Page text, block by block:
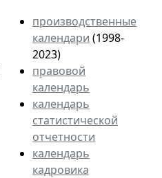
производственные
календари (1998-
2023)
правовой
календарь
календарь
статистической
отчетности
календарь
кадровика